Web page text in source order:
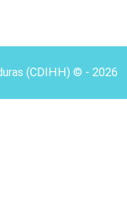
(CDIHH) © - 2026